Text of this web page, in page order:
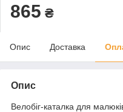
865 ₴
Опис Доставка
Опис
Велобіг-каталка для